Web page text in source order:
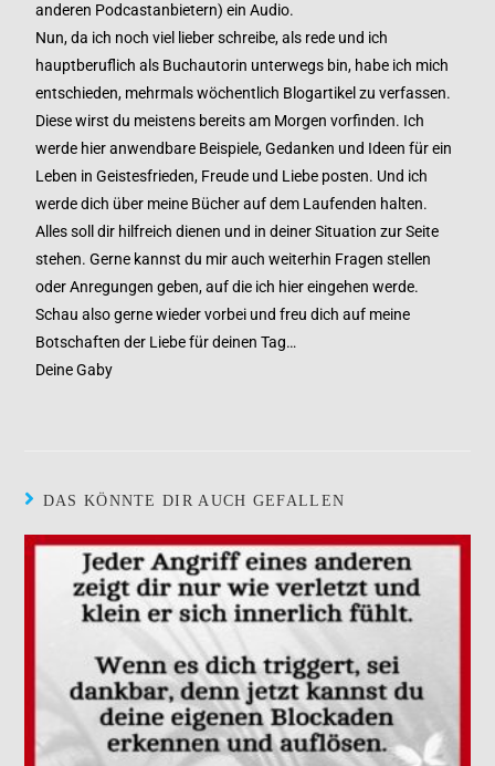
anderen Podcastanbietern) ein Audio.
Nun, da ich noch viel lieber schreibe, als rede und ich
hauptberuflich als Buchautorin unterwegs bin, habe ich mich
entschieden, mehrmals wöchentlich Blogartikel zu verfassen.
Diese wirst du meistens bereits am Morgen vorfinden. Ich
werde hier anwendbare Beispiele, Gedanken und Ideen für ein
Leben in Geistesfrieden, Freude und Liebe posten. Und ich
werde dich über meine Bücher auf dem Laufenden halten.
Alles soll dir hilfreich dienen und in deiner Situation zur Seite
stehen. Gerne kannst du mir auch weiterhin Fragen stellen
oder Anregungen geben, auf die ich hier eingehen werde.
Schau also gerne wieder vorbei und freu dich auf meine
Botschaften der Liebe für deinen Tag…
Deine Gaby
DAS KÖNNTE DIR AUCH GEFALLEN